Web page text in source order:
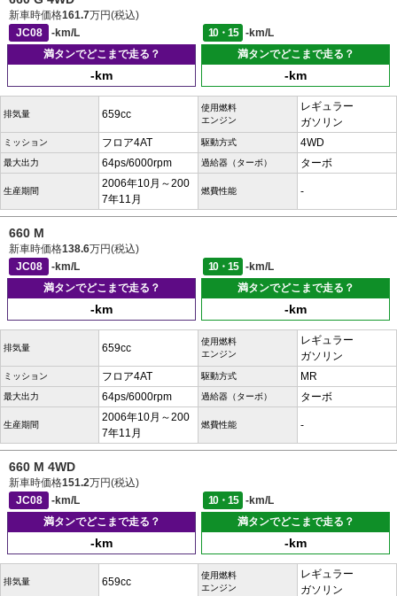
新車時価格161.7万円(税込)
JC08
-km/L 10・15
-km/L
満タンでどこまで走る？
-km
満タンでどこまで走る？
-km
排気量 659cc
使用燃料
エンジン
レギュラー
ガソリン
ミッション フロア4AT 駆動方式 4WD
最大出力 64ps/6000rpm 過給器（ターボ） ターボ
生産期間
2006年10月～200
7年11月
燃費性能 -
660 M
新車時価格138.6万円(税込)
JC08
-km/L 10・15
-km/L
満タンでどこまで走る？
-km
満タンでどこまで走る？
-km
排気量 659cc
使用燃料
エンジン
レギュラー
ガソリン
ミッション フロア4AT 駆動方式 MR
最大出力 64ps/6000rpm 過給器（ターボ） ターボ
生産期間
2006年10月～200
7年11月
燃費性能 -
660 M 4WD
新車時価格151.2万円(税込)
JC08
-km/L 10・15
-km/L
満タンでどこまで走る？
-km
満タンでどこまで走る？
-km
排気量 659cc
使用燃料
エンジン
レギュラー
ガソリン